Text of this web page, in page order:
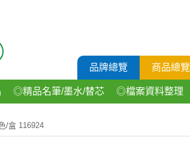
品牌總覽 商品總覽
◎精品名筆/墨水/替芯 ◎檔案資料整理
/盒 116924